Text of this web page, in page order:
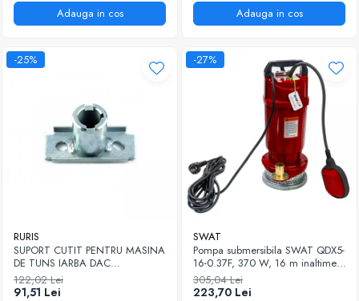
Adauga in cos Adauga in cos
-25%
RURIS
SUPORT CUTIT PENTRU MASINA
DE TUNS IARBA DAC
130XL,150XL RURIS PS130XL-1-4
122,02 Lei
91,51 Lei
-27%
SWAT
Pompa submersibila SWAT QDX5-
16-0.37F, 370 W, 16 m inaltime,
1.5 mc/h
305,04 Lei
223,70 Lei